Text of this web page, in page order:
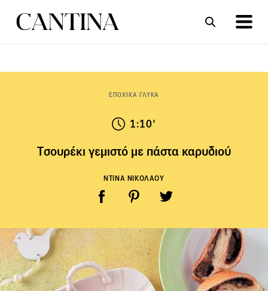
ΕΠΟΧΙΚΑ ΓΛΥΚΑ
1:10'
Tσουρέκι γεμιστό με πάστα καρυδιού
ΝΤΙΝΑ ΝΙΚΟΛΑΟΥ